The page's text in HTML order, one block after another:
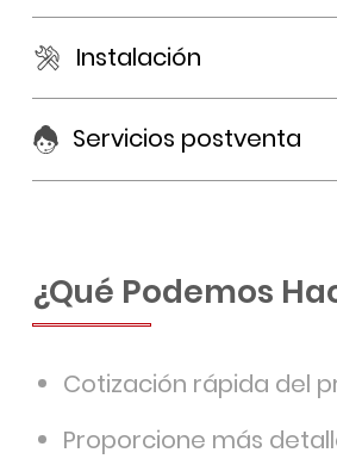
Instalación
Servicios postventa
¿Qué Podemos
Cotización rápida del
Proporcione más